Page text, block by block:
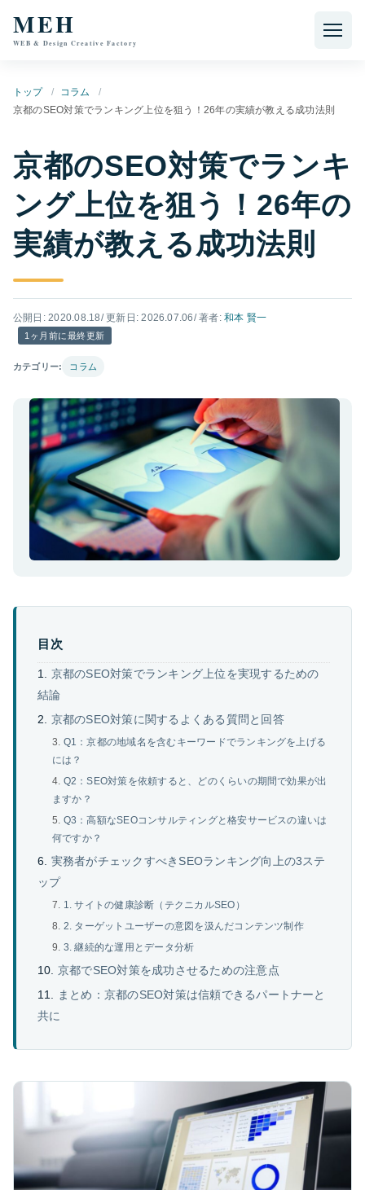
MEH
WEB & Design Creative Factory
トップ
コラム
京都のSEO対策でランキング上位を狙う！26年の実績が教える成功法則
京都のSEO対策でランキ
ング上位を狙う！26年の
実績が教える成功法則
公開日: 2020.08.18/ 更新日: 2026.07.06/ 著者:和本 賢一
1ヶ月前に最終更新
カテゴリー: コラム
目次
京都のSEO対策でランキング上位を実現するための
結論
京都のSEO対策に関するよくある質問と回答
Q1：京都の地域名を含むキーワードでランキングを上げる
には？
Q2：SEO対策を依頼すると、どのくらいの期間で効果が出
ますか？
Q3：高額なSEOコンサルティングと格安サービスの違いは
何ですか？
実務者がチェックすべきSEOランキング向上の3ステ
ップ
1. サイトの健康診断（テクニカルSEO）
2. ターゲットユーザーの意図を汲んだコンテンツ制作
3. 継続的な運用とデータ分析
京都でSEO対策を成功させるための注意点
まとめ：京都のSEO対策は信頼できるパートナーと
共に